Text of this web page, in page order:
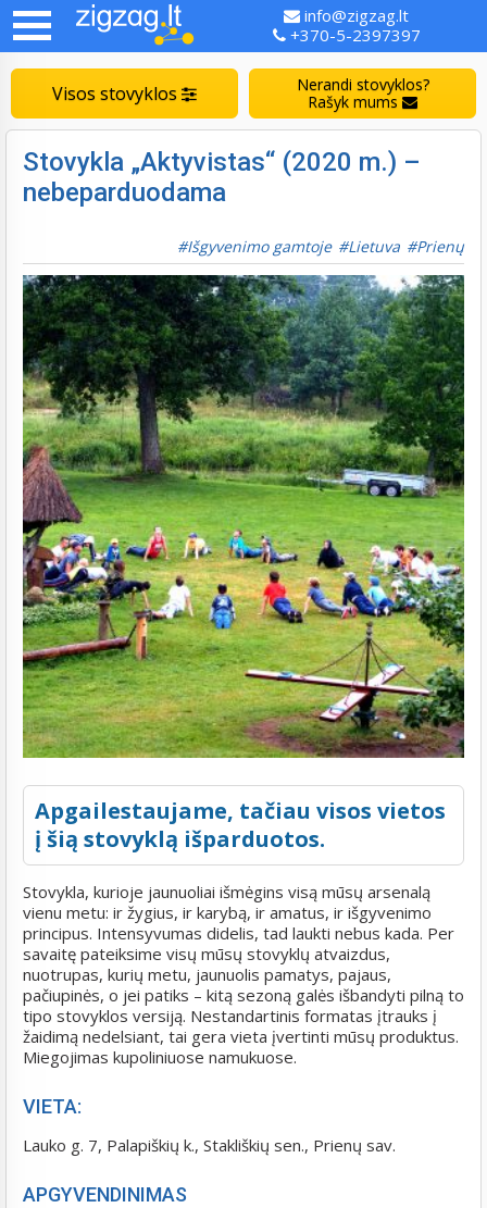
info@zigzag.lt
+370-5-2397397
Visos stovyklos
Nerandi stovyklos?
Rašyk mums
Stovykla „Aktyvistas“ (2020 m.) –
nebeparduodama
Išgyvenimo gamtoje Lietuva Prienų
Apgailestaujame, tačiau visos vietos
į šią stovyklą išparduotos.
Stovykla, kurioje jaunuoliai išmėgins visą mūsų arsenalą
vienu metu: ir žygius, ir karybą, ir amatus, ir išgyvenimo
principus. Intensyvumas didelis, tad laukti nebus kada. Per
savaitę pateiksime visų mūsų stovyklų atvaizdus,
nuotrupas, kurių metu, jaunuolis pamatys, pajaus,
pačiupinės, o jei patiks – kitą sezoną galės išbandyti pilną to
tipo stovyklos versiją. Nestandartinis formatas įtrauks į
žaidimą nedelsiant, tai gera vieta įvertinti mūsų produktus.
Miegojimas kupoliniuose namukuose.
VIETA:
Lauko g. 7, Palapiškių k., Stakliškių sen., Prienų sav.
APGYVENDINIMAS